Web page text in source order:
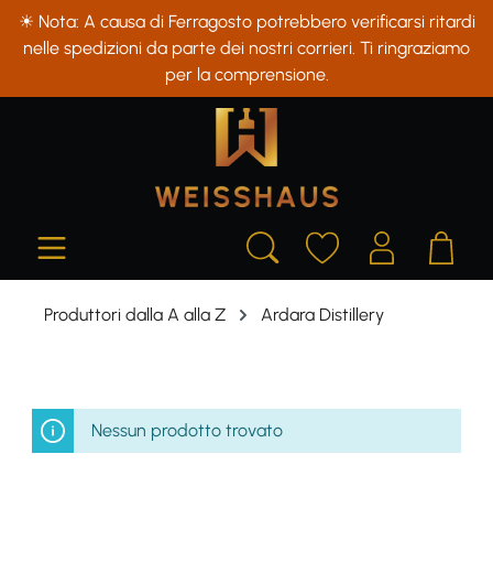
content
☀ Nota: A causa di Ferragosto potrebbero verificarsi ritardi
nelle spedizioni da parte dei nostri corrieri. Ti ringraziamo
per la comprensione.
Produttori dalla A alla Z Ardara Distillery
Nessun prodotto trovato